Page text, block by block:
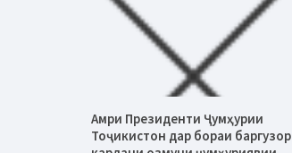
Амри Президенти Ҷумҳурии
Тоҷикистон дар бораи баргузор